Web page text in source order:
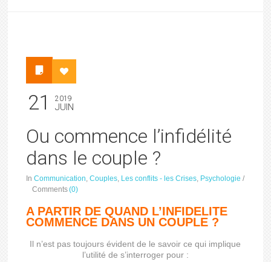
21 2019
JUIN
Ou commence l’infidélité
dans le couple ?
InCommunication,Couples, Les conflits - les Crises, Psychologie /
Comments(0)
A PARTIR DE QUAND L’INFIDELITE
COMMENCE DANS UN COUPLE ?
Il n’est pas toujours évident de le savoir ce qui implique
l’utilité de s’interroger pour :